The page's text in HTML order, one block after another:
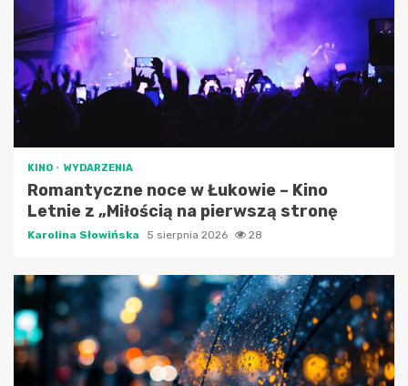
KINO WYDARZENIA
Romantyczne noce w Łukowie – Kino
Letnie z „Miłością na pierwszą stronę
Karolina Słowińska 5 sierpnia 2026 28